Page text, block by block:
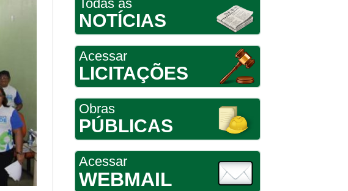
Todas as
NOTÍCIAS
Acessar
LICITAÇÕES
Obras
PÚBLICAS
Acessar
WEBMAIL